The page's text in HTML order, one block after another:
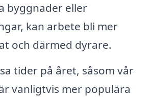
byggnader eller
kan arbete bli mer
och därmed dyrare.
tider på året, såsom vår
vanligtvis mer populära